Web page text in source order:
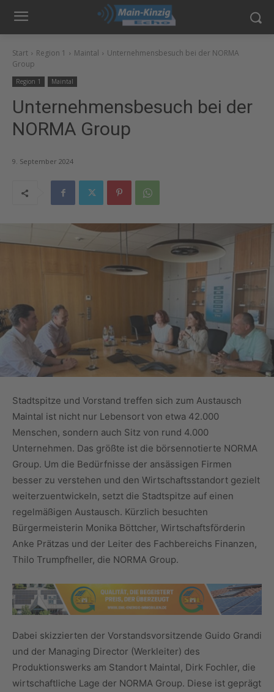
Start Region 1 Maintal
Unternehmensbesuch bei der NORMA
Group
Region 1 Maintal
Unternehmensbesuch bei der
NORMA Group
9. September 2024
Stadtspitze und Vorstand treffen sich zum Austausch
Maintal ist nicht nur Lebensort von etwa 42.000
Menschen, sondern auch Sitz von rund 4.000
Unternehmen. Das größte ist die börsennotierte NORMA
Group. Um die Bedürfnisse der ansässigen Firmen
besser zu verstehen und den Wirtschaftsstandort gezielt
weiterzuentwickeln, setzt die Stadtspitze auf einen
regelmäßigen Austausch. Kürzlich besuchten
Bürgermeisterin Monika Böttcher, Wirtschaftsförderin
Anke Prätzas und der Leiter des Fachbereichs Finanzen,
Thilo Trumpfheller, die NORMA Group.
Dabei skizzierten der Vorstandsvorsitzende Guido Grandi
und der Managing Director (Werkleiter) des
Produktionswerks am Standort Maintal, Dirk Fochler, die
wirtschaftliche Lage der NORMA Group. Diese ist geprägt